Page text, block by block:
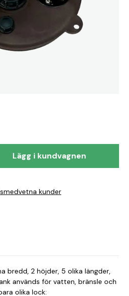
Lägg i kundvagnen
kunder
bredd, 2 höjder, 5 olika längder,
används för vatten, bränsle och
olika lock: